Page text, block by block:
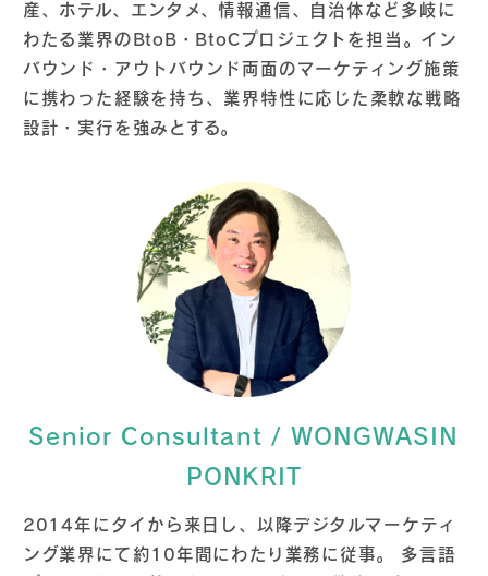
産、ホテル、エンタメ、情報通信、自治体など多岐に
わたる業界のBtoB・BtoCプロジェクトを担当。イン
バウンド・アウトバウンド両面のマーケティング施策
に携わった経験を持ち、業界特性に応じた柔軟な戦略
設計・実行を強みとする。
Senior Consultant / WONGWASIN
PONKRIT
2014年にタイから来日し、以降デジタルマーケティ
ング業界にて約10年間にわたり業務に従事。 多言語